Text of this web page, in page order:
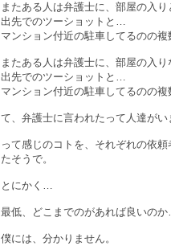
またある人は弁護士に、部屋の入
出先でのツーショットと…
マンション付近の駐車してるのの複
またある人は弁護士に、部屋の入
出先でのツーショットと…
マンション付近の駐車してるのの複
て、弁護士に言われたって人達がい
って感じのコトを、それぞれの依
たそうで。
とにかく…
最低、どこまでのがあれば良いの
僕には、分かりません。